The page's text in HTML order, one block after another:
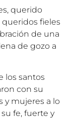
querido
queridos fieles
de una
de gozo a
los santos
con su
y mujeres a lo
fe, fuerte y